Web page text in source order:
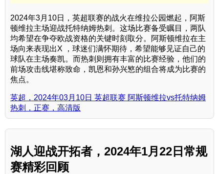
2024年3月10日，英超联赛的战火在维拉公园燃起，阿斯
顿维拉主场迎战托特纳姆热刺。这场比赛备受瞩目，两队
均希望在争夺欧战资格的关键时刻取分。阿斯顿维拉在主
场向来表现出X ，球迷们满怀期待，希望能够见证自己的
球队在主场奏凯。而热刺则拥有丰富的比赛经验，他们的
前场攻击线堪称致命，凯恩和孙兴慜的组合将成为比赛的
焦点。
英超，2024年03月10日 英超联赛 阿斯顿维拉vs托特纳姆
热刺，正赛，高清版
湖人迎战开拓者，2024年1月22日常规
赛精彩回顾